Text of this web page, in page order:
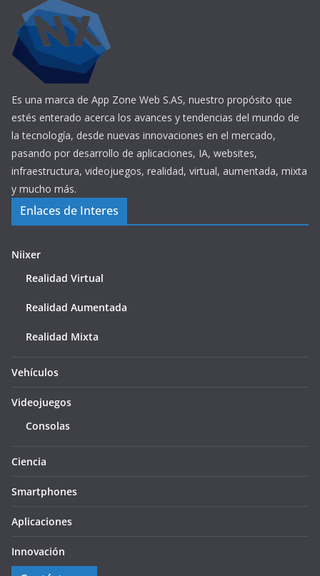
Es una marca de App Zone Web S.AS, nuestro propósito que
estés enterado acerca los avances y tendencias del mundo de
la tecnología, desde nuevas innovaciones en el mercado,
pasando por desarrollo de aplicaciones, IA, websites,
infraestructura, videojuegos, realidad, virtual, aumentada, mixta
y mucho más.
Enlaces de Interes
Niixer
Realidad Virtual
Realidad Aumentada
Realidad Mixta
Vehículos
Videojuegos
Consolas
Ciencia
Smartphones
Aplicaciones
Innovación